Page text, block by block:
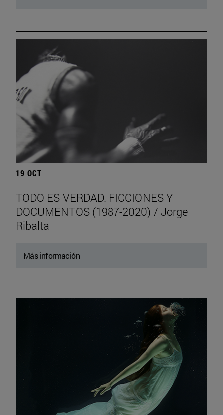
19 OCT
TODO ES VERDAD. FICCIONES Y
DOCUMENTOS (1987-2020) / Jorge
Ribalta
Más información